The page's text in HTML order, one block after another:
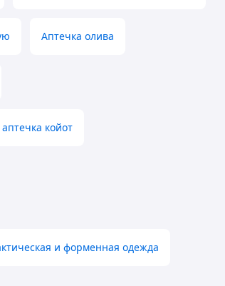
Аптечка олива
койот
и форменная одежда